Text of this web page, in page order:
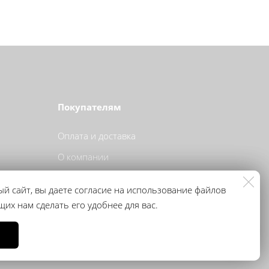
сайт, вы даете согласие на использование файлов
нам сделать его удобнее для вас.
сайт, вы даете согласие на использование файлов
нам сделать его удобнее для вас.
Покупателям
Оплата и доставка
О компании
Политика конфиденциальности